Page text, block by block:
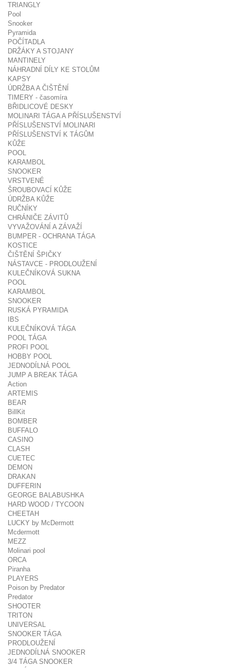
TRIANGLY
Pool
Snooker
Pyramida
POČÍTADLA
DRŽÁKY A STOJANY
MANTINELY
NÁHRADNÍ DÍLY KE STOLŮM
KAPSY
ÚDRŽBA A ČIŠTĚNÍ
TIMERY - časomíra
BŘIDLICOVÉ DESKY
MOLINARI TÁGA A PŘÍSLUŠENSTVÍ
PŘÍSLUŠENSTVÍ MOLINARI
PŘÍSLUŠENSTVÍ K TÁGŮM
KŮŽE
POOL
KARAMBOL
SNOOKER
VRSTVENÉ
ŠROUBOVACÍ KŮŽE
ÚDRŽBA KŮŽE
RUČNÍKY
CHRÁNIČE ZÁVITŮ
VYVAŽOVÁNÍ A ZÁVAŽÍ
BUMPER - OCHRANA TÁGA
KOSTICE
ČIŠTĚNÍ ŠPIČKY
NÁSTAVCE - PRODLOUŽENÍ
KULEČNÍKOVÁ SUKNA
POOL
KARAMBOL
SNOOKER
RUSKÁ PYRAMIDA
IBS
KULEČNÍKOVÁ TÁGA
POOL TÁGA
PROFI POOL
HOBBY POOL
JEDNODÍLNÁ POOL
JUMP A BREAK TÁGA
Action
ARTEMIS
BEAR
BillKit
BOMBER
BUFFALO
CASINO
CLASH
CUETEC
DEMON
DRAKAN
DUFFERIN
GEORGE BALABUSHKA
HARD WOOD / TYCOON
CHEETAH
LUCKY by McDermott
Mcdermott
MEZZ
Molinari pool
ORCA
Piranha
PLAYERS
Poison by Predator
Predator
SHOOTER
TRITON
UNIVERSAL
SNOOKER TÁGA
PRODLOUŽENÍ
JEDNODÍLNÁ SNOOKER
3/4 TÁGA SNOOKER